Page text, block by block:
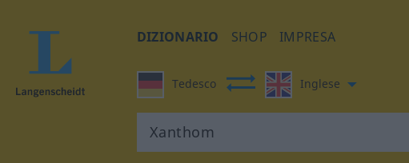
DIZIONARIO SHOP IMPRESA
Tedesco Inglese